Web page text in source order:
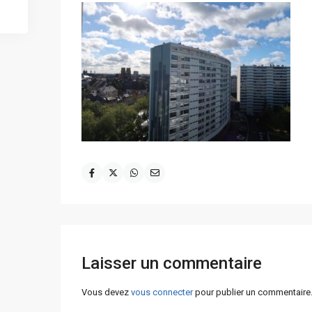
Laisser un commentaire
Vous devez vous connecterpour publier un commentaire.